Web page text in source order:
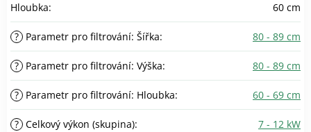
Hloubka: 60 cm
? Parametr pro filtrování: Šířka: 80 - 89 cm
? Parametr pro filtrování: Výška: 80 - 89 cm
? Parametr pro filtrování: Hloubka: 60 - 69 cm
? Celkový výkon (skupina): 7 - 12 kW